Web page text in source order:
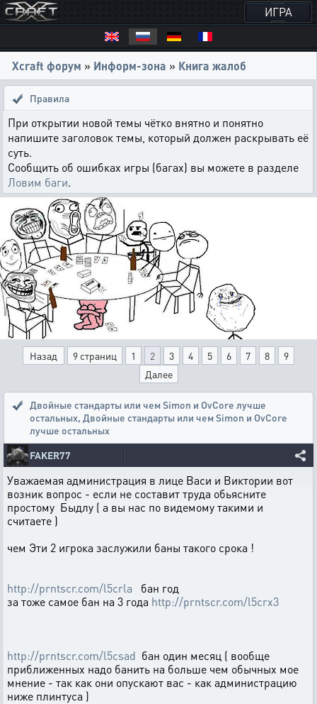
ИГРА
Xcraft форум » Информ-зона » Книга жалоб
Правила
При открытии новой темы чётко внятно и понятно
напишите заголовок темы, который должен раскрывать её
суть.
Сообщить об ошибках игры (багах) вы можете в разделе
Ловим баги.
Назад 9 страниц 1 2 3 4 5 6 7 8
9
Далее
Двойные стандарты или чем Simon и OvCore лучше
остальных, Двойные стандарты или чем Simon и OvCore
лучше остальных
FAKER77
Уважаемая администрация в лице Васи и Виктории вот
возник вопрос - если не составит труда обьясните
простому Быдлу ( а вы нас по видемому такими и
считаете )
чем Эти 2 игрока заслужили баны такого срока !
http://prntscr.com/l5crla бан год
за тоже самое бан на 3 года http://prntscr.com/l5crx3
http://prntscr.com/l5csad бан один месяц ( вообще
приближенных надо банить на больше чем обычных мое
мнение - так как они опускают вас - как администрацию
ниже плинтуса )